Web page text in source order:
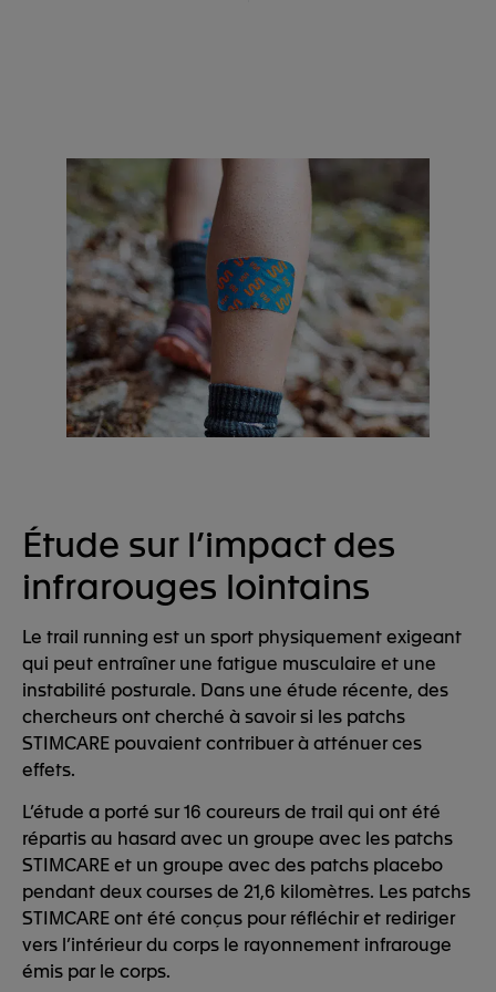
Étude sur l’impact des
infrarouges lointains
Le trail running est un sport physiquement exigeant
qui peut entraîner une fatigue musculaire et une
instabilité posturale. Dans une étude récente, des
chercheurs ont cherché à savoir si les patchs
STIMCARE pouvaient contribuer à atténuer ces
effets.
L’étude a porté sur 16 coureurs de trail qui ont été
répartis au hasard avec un groupe avec les patchs
STIMCARE et un groupe avec des patchs placebo
pendant deux courses de 21,6 kilomètres. Les patchs
STIMCARE ont été conçus pour réfléchir et rediriger
vers l’intérieur du corps le rayonnement infrarouge
émis par le corps.